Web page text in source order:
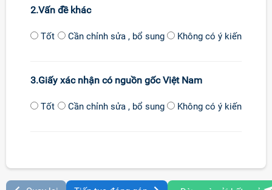
2.Vấn đề khác
Tốt Cần chỉnh sửa , bổ sung Không có ý kiến
3.Giấy xác nhận có nguồn gốc Việt Nam
Tốt Cần chỉnh sửa , bổ sung Không có ý kiến